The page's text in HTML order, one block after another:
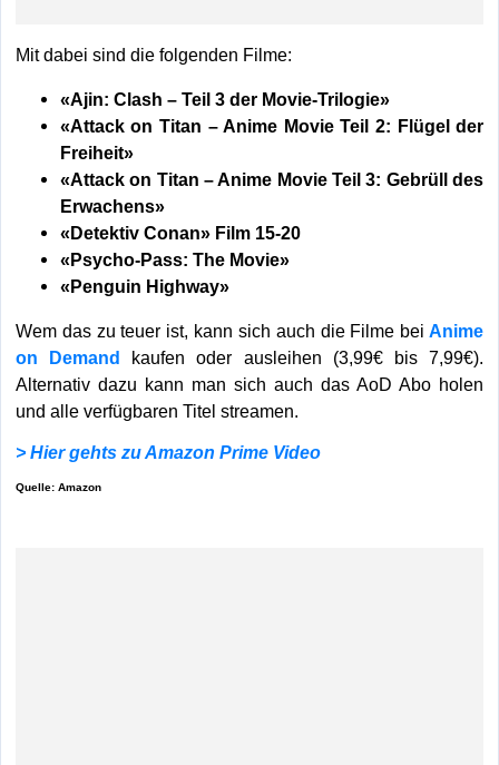
Mit dabei sind die folgenden Filme:
«Ajin: Clash – Teil 3 der Movie-Trilogie»
«Attack on Titan – Anime Movie Teil 2: Flügel der
Freiheit»
«Attack on Titan – Anime Movie Teil 3: Gebrüll des
Erwachens»
«Detektiv Conan» Film 15-20
«Psycho-Pass: The Movie»
«Penguin Highway»
Wem das zu teuer ist, kann sich auch die Filme bei Anime
on Demand
kaufen oder ausleihen (3,99€ bis 7,99€).
Alternativ dazu kann man sich auch das AoD Abo holen
und alle verfügbaren Titel streamen.
> Hier gehts zu Amazon Prime Video
Quelle: Amazon